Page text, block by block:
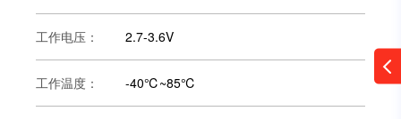
工作电压： 2.7-3.6V
工作温度： -40℃~85℃